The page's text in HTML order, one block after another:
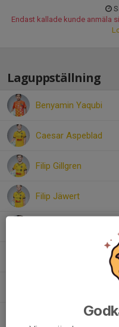
Endast kallade kunde anmäla
Laguppställning
Benyamin Yaqubi
Caesar Aspeblad
Filip Gillgren
Filip Jäwert
Oliver Pettersson